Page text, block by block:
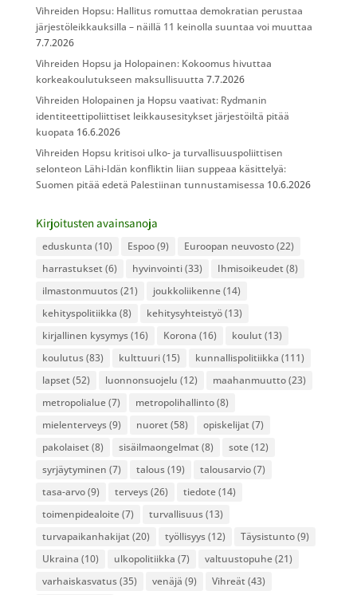
Vihreiden Hopsu: Hallitus romuttaa demokratian perustaa
järjestöleikkauksilla – näillä 11 keinolla suuntaa voi muuttaa
7.7.2026
Vihreiden Hopsu ja Holopainen: Kokoomus hivuttaa
korkeakoulutukseen maksullisuutta 7.7.2026
Vihreiden Holopainen ja Hopsu vaativat: Rydmanin
identiteettipoliittiset leikkausesitykset järjestöiltä pitää
kuopata 16.6.2026
Vihreiden Hopsu kritisoi ulko- ja turvallisuuspoliittisen
selonteon Lähi-Idän konfliktin liian suppeaa käsittelyä:
Suomen pitää edetä Palestiinan tunnustamisessa 10.6.2026
Kirjoitusten avainsanoja
eduskunta (10) Espoo(9) Euroopan neuvosto(22)
harrastukset (6) hyvinvointi(33) Ihmisoikeudet (8)
ilmastonmuutos(21) joukkoliikenne(14)
kehityspolitiikka (8) kehitysyhteistyö(13)
kirjallinen kysymys(16) Korona (16) koulut (13)
koulutus(83) kulttuuri(15) kunnallispolitiikka (111)
lapset (52) luonnonsuojelu (12) maahanmuutto(23)
metropolialue(7) metropolihallinto(8)
mielenterveys(9) nuoret (58) opiskelijat (7)
pakolaiset (8) sisäilmaongelmat (8) sote(12)
syrjäytyminen (7) talous(19) talousarvio(7)
tasa-arvo(9) terveys(26) tiedote(14)
toimenpidealoite(7) turvallisuus(13)
turvapaikanhakijat (20) työllisyys(12) Täysistunto(9)
Ukraina (10) ulkopolitiikka (7) valtuustopuhe(21)
varhaiskasvatus(35) venäjä (9) Vihreät (43)